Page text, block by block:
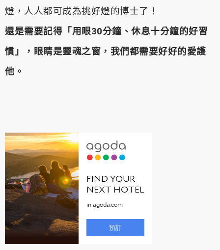
燈，人人都可成為挑好燈的博士了！
還是需要記得「用眼30分鐘、休息十分鐘的好習
慣」，眼睛是靈魂之窗，我們都需要好好的愛護
他。